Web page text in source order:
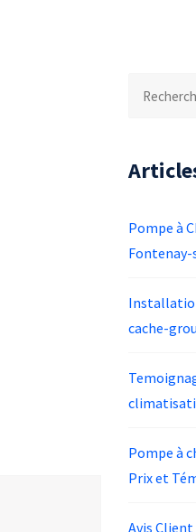
Pompe à
Fontenay-
cache-
Pompe à
Prix et
Avis